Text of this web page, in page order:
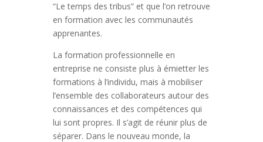
“Le temps des tribus” et que l’on retrouve
en formation avec les communautés
apprenantes.
La formation professionnelle en
entreprise ne consiste plus à émietter les
formations à l’individu, mais à mobiliser
l’ensemble des collaborateurs autour des
connaissances et des compétences qui
lui sont propres. Il s’agit de réunir plus de
séparer. Dans le nouveau monde, la